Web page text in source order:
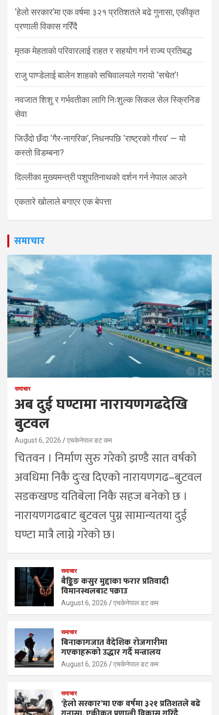
‘हेलो सरकार’मा एक वर्षमा ३२१ प्रतिशतले बढे गुनासा, एकीकृत
प्रणाली विकास गरिँदै
मृतक मेहताको परिवारलाई राहत र सहयोग गर्न राज्य प्रतिबद्ध
राजु पाण्डेलाई बालेन शाहको सचिवालयले गरायो ‘सचेत’!
नवजात शिशु र गर्भवतीका लागि निःशुल्क सिकल सेल स्क्रिनिङ
सेवा
जिउँदो छँदा ‘गैर-नागरिक’, निधनपछि ‘राष्ट्रको गौरव’ — यो
कस्तो विडम्बना?
दिल्लीका मुख्यमन्त्री पशुपतिनाथको दर्शन गर्न नेपाल आउने
एकतारे खोलाले बगाएर एक बेपत्ता
समाचार
समाचार
अब दुई घण्टामा नारायणगढदेखि
बुटवल
August 6, 2026 एचकेनेपाल डट कम
चितवन । निर्माण सुरु गरेको झण्डै सात वर्षको
अवधिमा निकै दुःख दिएको नारायणगढ–बुटवल
सडकखण्ड यतिबेला निकै सहज बनेको छ ।
नारायणगढबाट बुटवल पुग्न सामान्यतया दुई
घण्टा मात्रै लाग्ने गरेको छ।
समाचार
बैङ्किङ कसुर मुद्दाका फरार प्रतिवादी
विमानस्थलबाट पक्राउ
August 6, 2026 एचकेनेपाल डट कम
समाचार
बिनाकागजात वैदेशिक रोजगारीमा
गएकाहरूको उद्धार गर्दै मन्त्रालय
August 6, 2026 एचकेनेपाल डट कम
समाचार
‘हेलो सरकार’मा एक वर्षमा ३२१ प्रतिशतले बढे